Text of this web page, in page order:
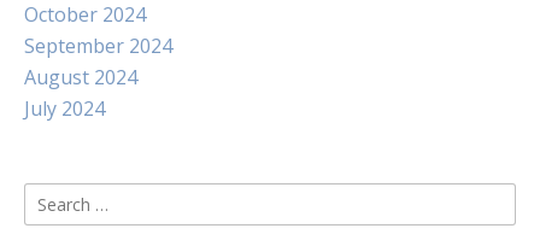
October 2024
September 2024
August 2024
July 2024
Search
for: